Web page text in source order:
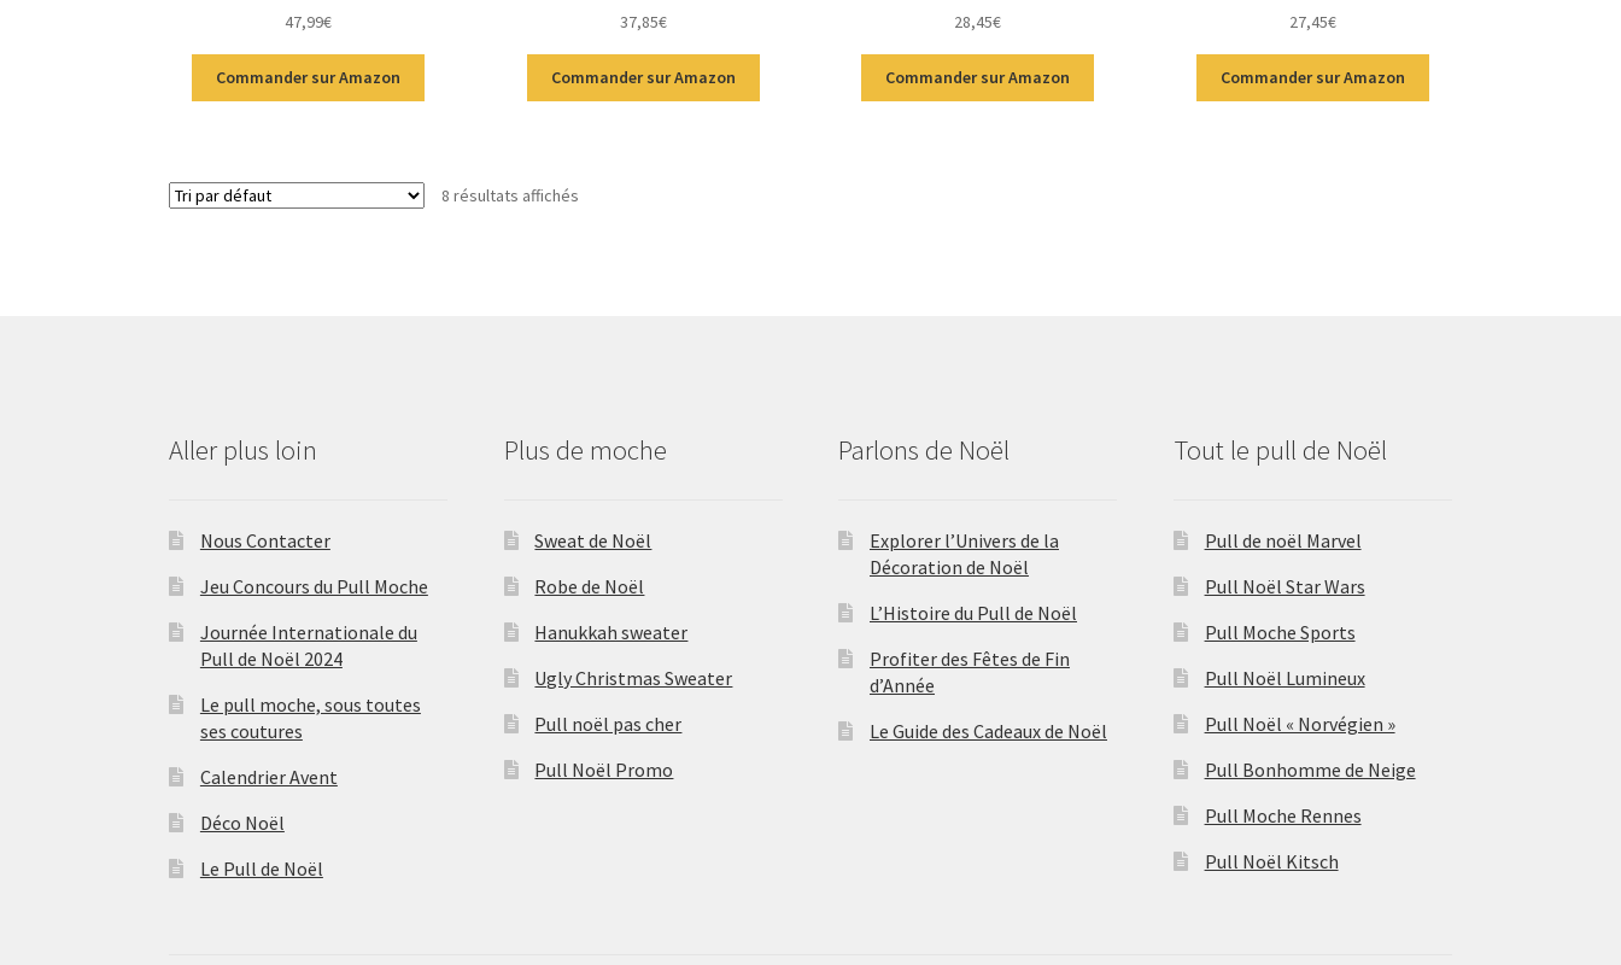
47,99€
Commander sur Amazon
37,85€
Commander sur Amazon
28,45€
Commander sur Amazon
27,45€
Commander sur Amazon
8 résultats affichés
Aller plus loin
Nous Contacter
Jeu Concours du Pull Moche
Journée Internationale du
Pull de Noël 2024
Le pull moche, sous toutes
ses coutures
Calendrier Avent
Déco Noël
Le Pull de Noël
Plus de moche
Sweat de Noël
Robe de Noël
Hanukkah sweater
Ugly Christmas Sweater
Pull noël pas cher
Pull Noël Promo
Parlons de Noël
Explorer l’Univers de la
Décoration de Noël
L’Histoire du Pull de Noël
Profiter des Fêtes de Fin
d’Année
Le Guide des Cadeaux de Noël
Tout le pull de Noël
Pull de noël Marvel
Pull Noël Star Wars
Pull Moche Sports
Pull Noël Lumineux
Pull Noël « Norvégien »
Pull Bonhomme de Neige
Pull Moche Rennes
Pull Noël Kitsch